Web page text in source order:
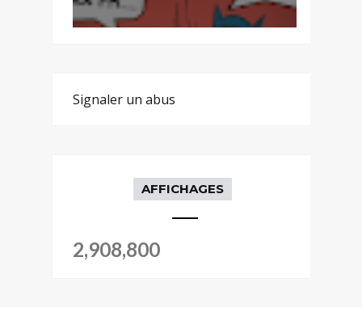
Signaler un abus
AFFICHAGES
2,908,800